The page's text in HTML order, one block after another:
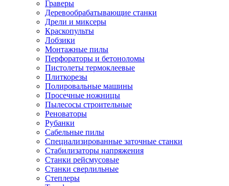
Граверы
Деревообрабатывающие станки
Дрели и миксеры
Краскопульты
Лобзики
Монтажные пилы
Перфораторы и бетоноломы
Пистолеты термоклеевые
Плиткорезы
Полировальные машины
Просечные ножницы
Пылесосы строительные
Реноваторы
Рубанки
Сабельные пилы
Специализированные заточные станки
Стабилизаторы напряжения
Станки рейсмусовые
Станки сверлильные
Степлеры